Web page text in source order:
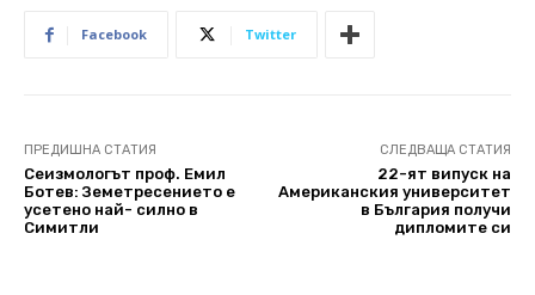
Facebook Twitter
ПРЕДИШНА СТАТИЯ
Сеизмологът проф. Емил
Ботев: Земетресението е
усетено най- силно в
Симитли
СЛЕДВАЩА СТАТИЯ
22-ят випуск на
Американския университет
в България получи
дипломите си